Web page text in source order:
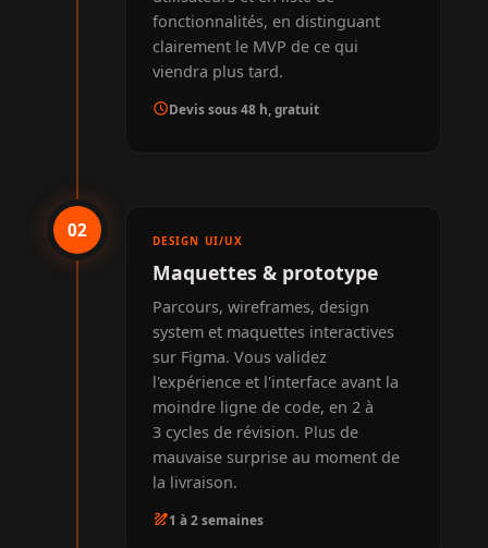
fonctionnalités, en distinguant
clairement le MVP de ce qui
viendra plus tard.
scheduleDevis sous 48 h, gratuit
02 DESIGN UI/UX
Maquettes & prototype
Parcours, wireframes, design
system et maquettes interactives
sur Figma. Vous validez
l'expérience et l'interface avant la
moindre ligne de code, en 2 à
3 cycles de révision. Plus de
mauvaise surprise au moment de
la livraison.
draw1 à 2 semaines